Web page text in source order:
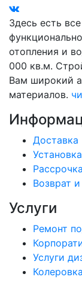
Здесь есть
отопления и
000 кв.м.
Вам широкий
материалов.
Доставка
Установка
Рассрочка
Возврат
Услуги
Ремонт
Услуги